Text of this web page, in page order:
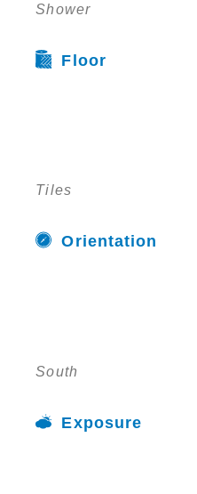
Shower
Floor
Tiles
Orientation
South
Exposure